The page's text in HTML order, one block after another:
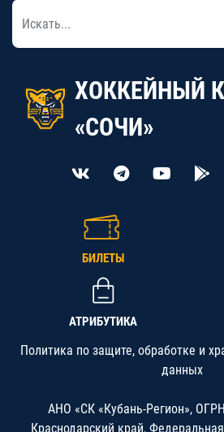
ХОККЕЙНЫЙ
«СОЧИ»
БИЛЕТЫ
АТРИБУТИКА
Политика по защите, обработке и
данных
АНО «СК «Кубань-Регион»,
Краснодарский край,